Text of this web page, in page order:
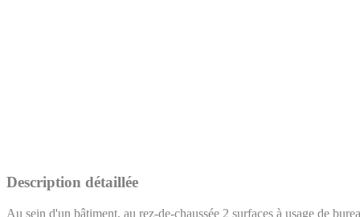
Description détaillée
Au sein d'un bâtiment, au rez-de-chaussée 2 surfaces à usage de